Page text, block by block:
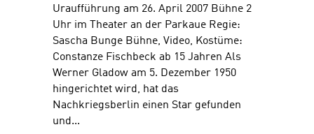
Uraufführung am 26. April 2007 Bühne 2
Uhr im Theater an der Parkaue Regie:
Sascha Bunge Bühne, Video, Kostüme:
Constanze Fischbeck ab 15 Jahren Als
Werner Gladow am 5. Dezember 1950
hingerichtet wird, hat das
Nachkriegsberlin einen Star gefunden
und...